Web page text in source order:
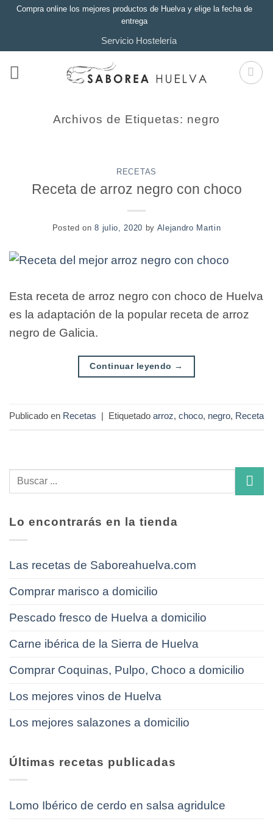
SaltarCompra online los mejores productos de Huelva y elige la fecha de
entrega
Servicio Hostelería
Archivos de Etiquetas: negro
RECETAS
Receta de arroz negro con choco
Posted on8 julio, 2020 by Alejandro Martin
Esta receta de arroz negro con choco de Huelva
es la adaptación de la popular receta de arroz
negro de Galicia.
Continuar leyendo →
Publicado en Recetas Etiquetado arroz, choco, negro, Receta
Lo encontrarás en la tienda
Las recetas de Saboreahuelva.com
Comprar marisco a domicilio
Pescado fresco de Huelva a domicilio
Carne ibérica de la Sierra de Huelva
Comprar Coquinas, Pulpo, Choco a domicilio
Los mejores vinos de Huelva
Los mejores salazones a domicilio
Últimas recetas publicadas
Lomo Ibérico de cerdo en salsa agridulce